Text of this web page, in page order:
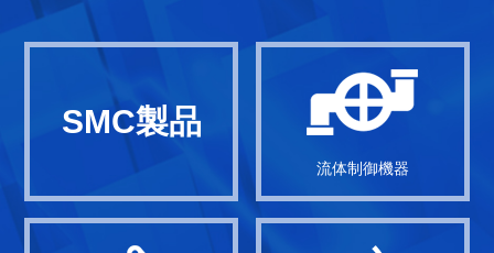
SMC製品
流体制御機器